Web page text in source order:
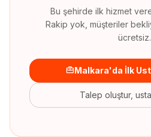
Bu şehirde ilk hizmet
Rakip yok, müşteriler
ücretsiz.
Malkara'da İlk
Talep oluştur,